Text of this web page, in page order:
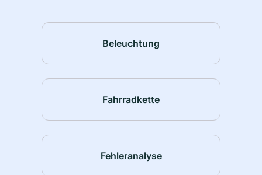
Beleuchtung
Fahrradkette
Fehleranalyse